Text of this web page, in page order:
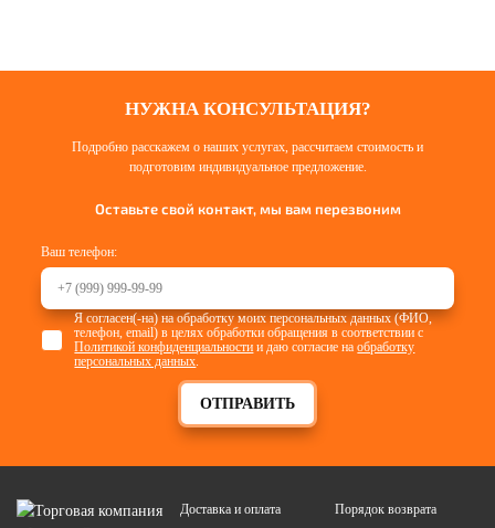
НУЖНА КОНСУЛЬТАЦИЯ?
Подробно расскажем о наших услугах, рассчитаем стоимость и
подготовим индивидуальное предложение.
Оставьте свой контакт, мы вам перезвоним
Ваш телефон:
ОТПРАВИТЬ
Я согласен(-на) на обработку моих персональных данных (ФИО,
телефон, email) в целях обработки обращения в соответствии с
Политикой конфиденциальности и даю согласие наобработку
персональных данных
Доставка и оплата
Порядок возврата